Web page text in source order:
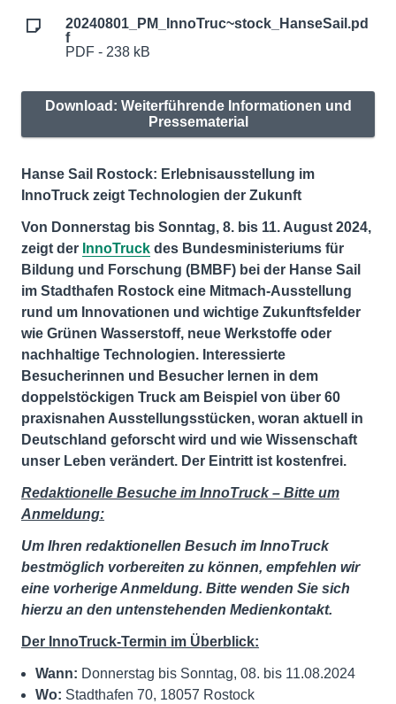
20240801_PM_InnoTruc~stock_HanseSail.pd
f
PDF - 238 kB
Download: Weiterführende Informationen und
Pressematerial
Hanse Sail Rostock: Erlebnisausstellung im
InnoTruck zeigt Technologien der Zukunft
Von Donnerstag bis Sonntag, 8. bis 11. August 2024,
zeigt der InnoTruck des Bundesministeriums für
Bildung und Forschung (BMBF) bei der Hanse Sail
im Stadthafen Rostock eine Mitmach-Ausstellung
rund um Innovationen und wichtige Zukunftsfelder
wie Grünen Wasserstoff, neue Werkstoffe oder
nachhaltige Technologien. Interessierte
Besucherinnen und Besucher lernen in dem
doppelstöckigen Truck am Beispiel von über 60
praxisnahen Ausstellungsstücken, woran aktuell in
Deutschland geforscht wird und wie Wissenschaft
unser Leben verändert. Der Eintritt ist kostenfrei.
Redaktionelle Besuche im InnoTruck – Bitte um
Anmeldung:
Um Ihren redaktionellen Besuch im InnoTruck
bestmöglich vorbereiten zu können, empfehlen wir
eine vorherige Anmeldung. Bitte wenden Sie sich
hierzu an den untenstehenden Medienkontakt.
Der InnoTruck-Termin im Überblick:
Wann: Donnerstag bis Sonntag, 08. bis 11.08.2024
Wo: Stadthafen 70, 18057 Rostock